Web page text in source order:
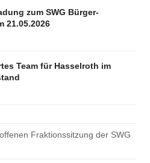
zum SWG Bürger-
21.05.2026
Team für Hasselroth im
Fraktionssitzung der SWG